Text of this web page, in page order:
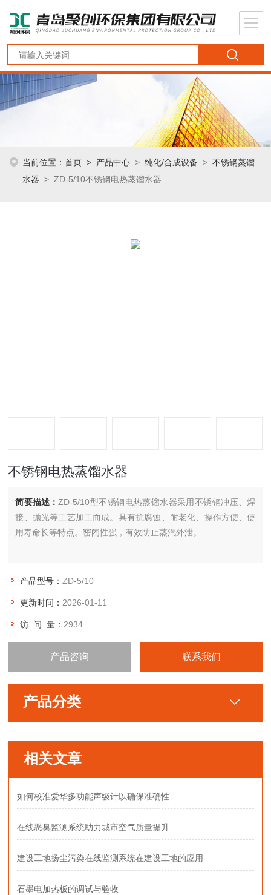
当前位置：首页 > 产品中心 >纯化/合成设备 >不锈钢蒸馏
水器 > ZD-5/10不锈钢电热蒸馏水器
不锈钢电热蒸馏水器
简要描述： ZD-5/10型不锈钢电热蒸馏水器采用不锈钢冲压、焊
接、抛光等工艺加工而成。具有抗腐蚀、耐老化、操作方便、使
用寿命长等特点。密闭性强，有效防止蒸汽外泄。
产品型号：ZD-5/10
更新时间： 2026-01-11
访 问 量： 2934
产品咨询 联系我们
产品分类
相关文章
如何校准爱华多功能声级计以确保准确性
在线恶臭监测系统助力城市空气质量提升
建设工地扬尘污染在线监测系统在建设工地的应用
石墨电加热板的调试与验收